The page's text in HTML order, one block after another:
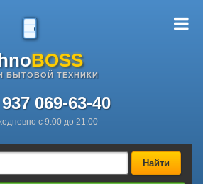
BOSS
БЫТОВОЙ ТЕХНИКИ
069-63-40
с 9:00 до 21:00
Найти